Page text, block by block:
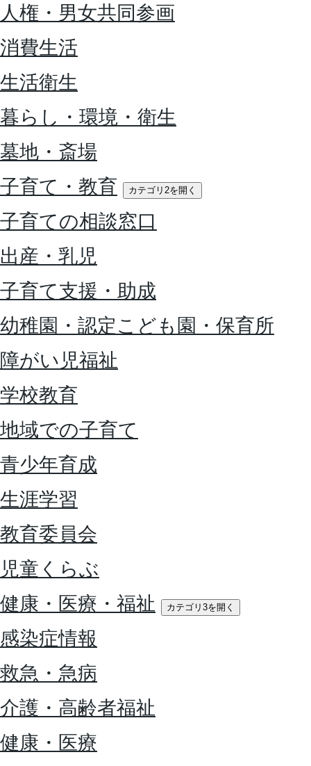
人権・男女共同参画
消費生活
生活衛生
暮らし・環境・衛生
墓地・斎場
子育て・教育
カテゴリ2を開く
子育ての相談窓口
出産・乳児
子育て支援・助成
幼稚園・認定こども園・保育所
障がい児福祉
学校教育
地域での子育て
青少年育成
生涯学習
教育委員会
児童くらぶ
健康・医療・福祉
カテゴリ3を開く
感染症情報
救急・急病
介護・高齢者福祉
健康・医療